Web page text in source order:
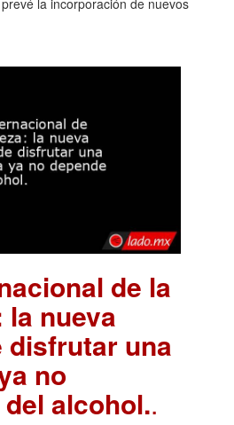
de la
la nueva
disfrutar una
no
alcohol..